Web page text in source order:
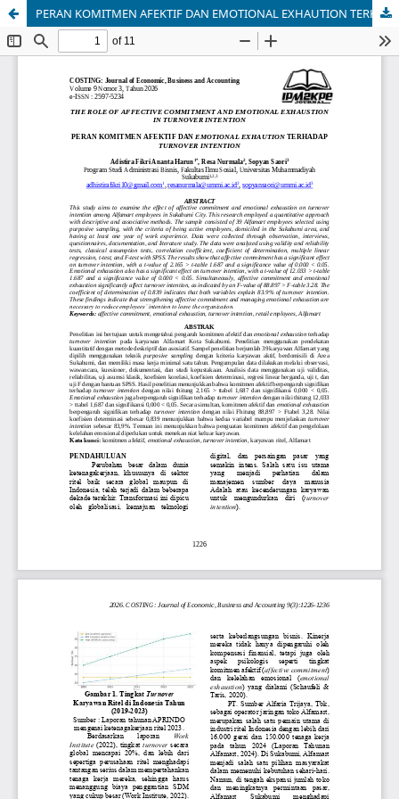
PERAN KOMITMEN AFEKTIF DAN EMOTIONAL EXHAUTION TERHADAP TURNOVER INTENTION